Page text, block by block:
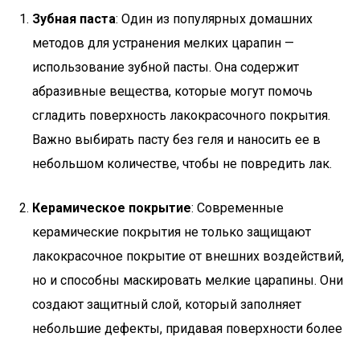
Зубная паста: Один из популярных домашних
методов для устранения мелких царапин —
использование зубной пасты. Она содержит
абразивные вещества, которые могут помочь
сгладить поверхность лакокрасочного покрытия.
Важно выбирать пасту без геля и наносить ее в
небольшом количестве, чтобы не повредить лак.
Керамическое покрытие: Современные
керамические покрытия не только защищают
лакокрасочное покрытие от внешних воздействий,
но и способны маскировать мелкие царапины. Они
создают защитный слой, который заполняет
небольшие дефекты, придавая поверхности более